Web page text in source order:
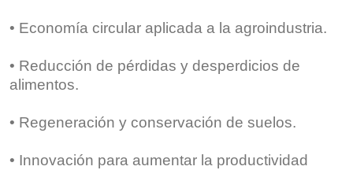
• Economía circular aplicada a la agroindustria.
• Reducción de pérdidas y desperdicios de
alimentos.
• Regeneración y conservación de suelos.
• Innovación para aumentar la productividad